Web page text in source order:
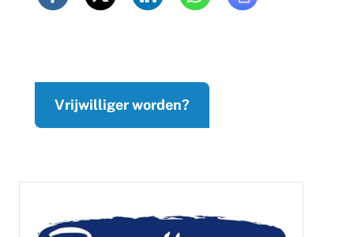
Vrijwilliger worden?